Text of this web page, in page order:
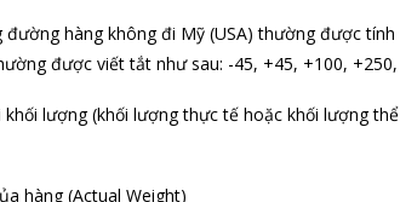
đường hàng không đi Mỹ (USA) thường được
được viết tắt như sau: -45, +45, +100,
lượng (khối lượng thực tế hoặc khối lượng
hàng (Actual Weight)